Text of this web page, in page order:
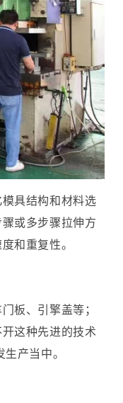
具结构和材料选
或多步骤拉伸方
和重复性。
板、引擎盖等；
这种先进的技术
产当中。